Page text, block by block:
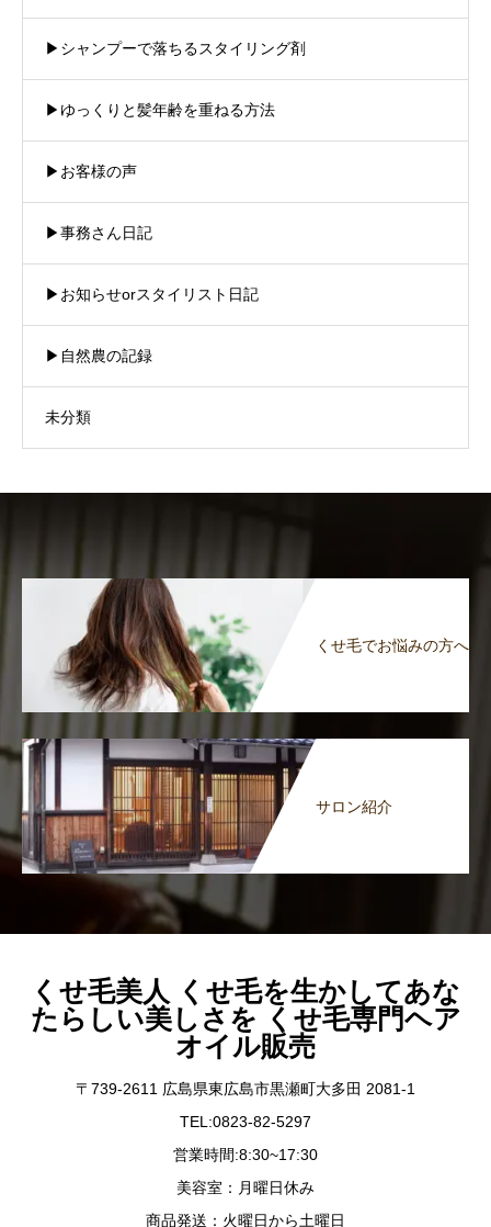
▶︎シャンプーで落ちるスタイリング剤
▶︎ゆっくりと髪年齢を重ねる方法
▶︎お客様の声
▶︎事務さん日記
▶︎お知らせorスタイリスト日記
▶︎自然農の記録
未分類
くせ毛でお悩みの方へ
サロン紹介
くせ毛美人 くせ毛を生かしてあな
たらしい美しさを くせ毛専門ヘア
オイル販売
〒739-2611 広島県東広島市黒瀬町大多田 2081-1
TEL:0823-82-5297
営業時間:8:30~17:30
美容室：月曜日休み
商品発送：火曜日から土曜日